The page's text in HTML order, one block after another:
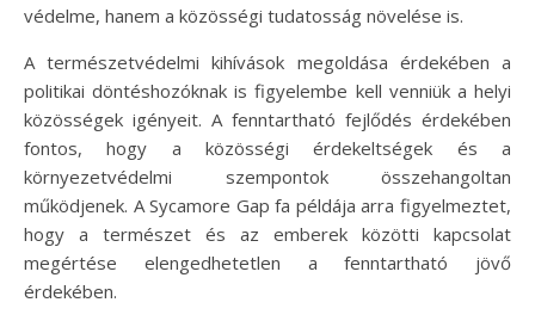
védelme, hanem a közösségi tudatosság növelése is.
A természetvédelmi kihívások megoldása érdekében a
politikai döntéshozóknak is figyelembe kell venniük a helyi
közösségek igényeit. A fenntartható fejlődés érdekében
fontos, hogy a közösségi érdekeltségek és a
környezetvédelmi szempontok összehangoltan
működjenek. A Sycamore Gap fa példája arra figyelmeztet,
hogy a természet és az emberek közötti kapcsolat
megértése elengedhetetlen a fenntartható jövő
érdekében.